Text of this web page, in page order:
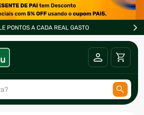
PONTOS A CADA REAL GASTO